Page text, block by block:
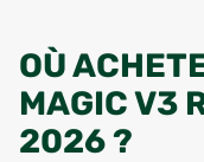
OÙ
MAGIC V3
2026 ?